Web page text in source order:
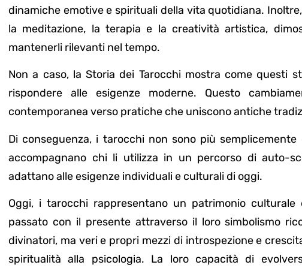
dinamiche emotive e spirituali della vita quotidiana.
la meditazione, la terapia e la creatività artistica,
mantenerli rilevanti nel tempo.
Non a caso, la Storia dei Tarocchi mostra come questi
rispondere alle esigenze moderne. Questo
contemporanea verso pratiche che uniscono antiche
Di conseguenza, i tarocchi non sono più
accompagnano chi li utilizza in un percorso di auto-
adattano alle esigenze individuali e culturali di oggi.
Oggi, i tarocchi rappresentano un patrimonio
passato con il presente attraverso il loro simbolismo
divinatori, ma veri e propri mezzi di introspezione e
spiritualità alla psicologia. La loro capacità di